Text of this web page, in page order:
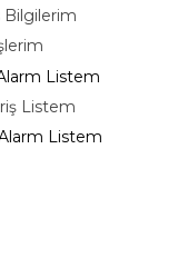
Bilgilerim
Listem
Listem
Listem